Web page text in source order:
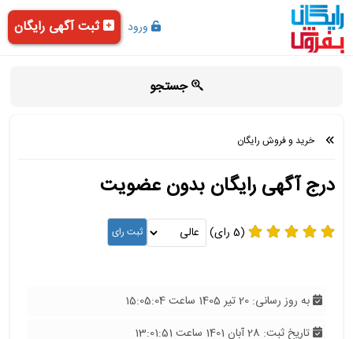
ورود ثبت آگهی رایگان
جستجو
خرید و فروش رایگان
درج آگهی رایگان بدون عضویت
(5 رای)
به روز رسانی: 20 تیر 1405 ساعت 15:05:04
تاریخ ثبت: 28 آبان 1401 ساعت 13:01:51